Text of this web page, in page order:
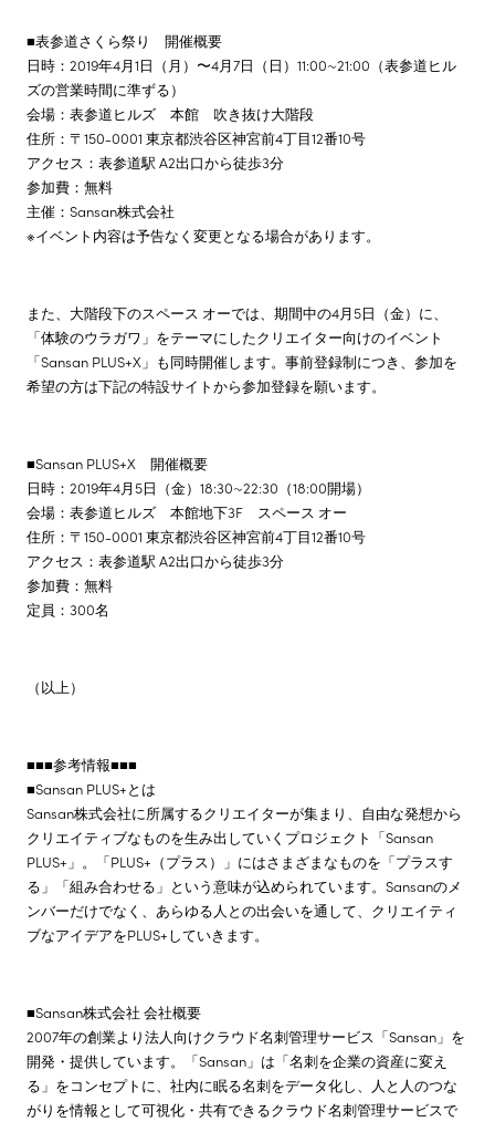
■表参道さくら祭り 開催概要
日時：2019年4月1日（月）〜4月7日（日）11:00~21:00（表参道ヒル
ズの営業時間に準ずる）
会場：表参道ヒルズ 本館 吹き抜け大階段
住所：〒150-0001 東京都渋谷区神宮前4丁目12番10号
アクセス：表参道駅 A2出口から徒歩3分
参加費：無料
主催：Sansan株式会社
※イベント内容は予告なく変更となる場合があります。
また、大階段下のスペース オーでは、期間中の4月5日（金）に、
「体験のウラガワ」をテーマにしたクリエイター向けのイベント
「Sansan PLUS+X」も同時開催します。事前登録制につき、参加を
希望の方は下記の特設サイトから参加登録を願います。
■Sansan PLUS+X 開催概要
日時：2019年4月5日（金）18:30~22:30（18:00開場）
会場：表参道ヒルズ 本館地下3F スペース オー
住所：〒150-0001 東京都渋谷区神宮前4丁目12番10号
アクセス：表参道駅 A2出口から徒歩3分
参加費：無料
定員：300名
（以上）
■■■参考情報■■■
■Sansan PLUS+とは
Sansan株式会社に所属するクリエイターが集まり、自由な発想から
クリエイティブなものを生み出していくプロジェクト「Sansan
PLUS+」。「PLUS+（プラス）」にはさまざまなものを「プラスす
る」「組み合わせる」という意味が込められています。Sansanのメ
ンバーだけでなく、あらゆる人との出会いを通して、クリエイティ
ブなアイデアをPLUS+していきます。
■Sansan株式会社 会社概要
2007年の創業より法人向けクラウド名刺管理サービス「Sansan」を
開発・提供しています。「Sansan」は「名刺を企業の資産に変え
る」をコンセプトに、社内に眠る名刺をデータ化し、人と人のつな
がりを情報として可視化・共有できるクラウド名刺管理サービスで